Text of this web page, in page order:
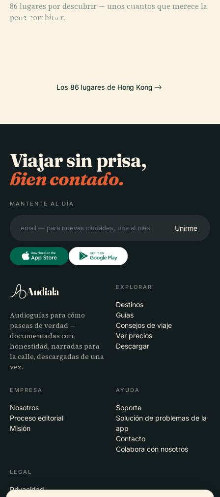
86 lugares por descubrir — unos cuantos que merece la
pena combinar.
PLACE
Isla de Hong
PLACE
Los 86 lugares de Hong Kong
Viajar sin prisa,
bien contado.
MANTENTE AL DÍA
Unirme
Audiala
Audioguías para cómo
paseas de verdad —
documentadas con
honestidad, narradas para
la calle, descargadas de una
vez.
EXPLORAR
Destinos
Guías
Consejos de viaje
Ver precios
Descargar
EMPRESA
Nosotros
Proceso editorial
Misión
AYUDA
Soporte
Solución de problemas de la
app
Contacto
Colabora con nosotros
LEGAL
Privacidad